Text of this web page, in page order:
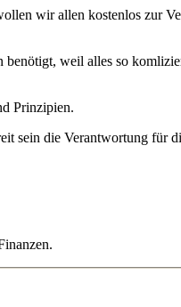
wir allen kostenlos zur
weil alles so
Prinzipien.
sein die Verantwortung für